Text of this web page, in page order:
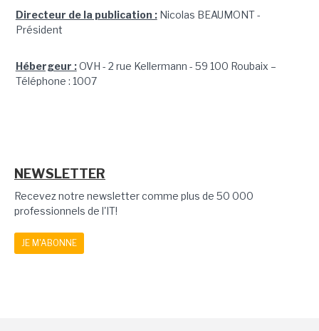
Directeur de la publication :Nicolas BEAUMONT -
Président
Hébergeur :OVH - 2 rue Kellermann - 59 100 Roubaix –
Téléphone : 1007
NEWSLETTER
Recevez notre newsletter comme plus de 50 000
professionnels de l'IT!
JE M'ABONNE